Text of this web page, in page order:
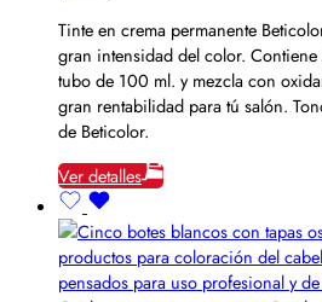
Tinte en crema permanente
gran intensidad del color. Contiene
tubo de 100 ml. y mezcla con
gran rentabilidad para tú salón.
de Beticolor.
Ver detalles